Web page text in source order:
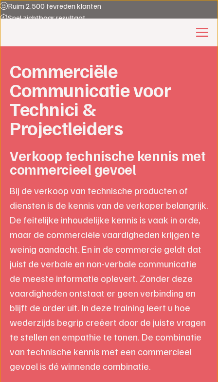
Ruim 2.500 tevreden klanten
Snel zichtbaar resultaat
Commerciële
Communicatie voor
Technici &
Projectleiders
Verkoop technische kennis met
commercieel gevoel
Bij de verkoop van technische producten of
diensten is de kennis van de verkoper belangrijk.
De feitelijke inhoudelijke kennis is vaak in orde,
maar de commerciële vaardigheden krijgen te
weinig aandacht. En in de commercie geldt dat
juist de verbale en non-verbale communicatie
de meeste informatie oplevert. Zonder deze
vaardigheden ontstaat er geen verbinding en
blijft de order uit. In deze training leert u hoe
wederzijds begrip creëert door de juiste vragen
te stellen en empathie te tonen. De combinatie
van technische kennis met een commercieel
gevoel is dé winnende combinatie.